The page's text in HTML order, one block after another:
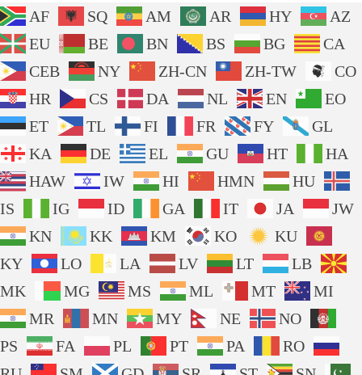
AF SQ AM AR HY
AZ
EU
BE BN BS BG
CA
CEB
NY ZH-CN ZH-TW
CO
HR
CS DA NL EN
EO
ET
TL FI FR FY
GL
KA
DE EL GU HT
HA
HAW
IW HI HMN
HU
IS
IG ID GA IT JA
JW
KN
KK KM KO
KU
KY
LO LA LV LT
LB
MK
MG MS ML MT
MI
MR
MN MY NE
NO
PS
FA PL PT PA
RO